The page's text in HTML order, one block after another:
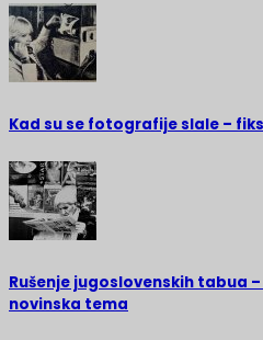
Kad su se fotografije slale –
Rušenje jugoslovenskih tabua
novinska tema